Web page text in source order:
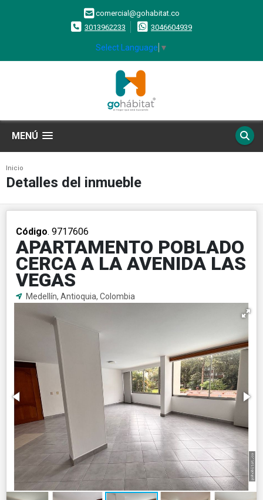
comercial@gohabitat.co
3013962233
3046604939
Select Language ▼
MENÚ
Inicio
Detalles del inmueble
Código. 9717606
APARTAMENTO POBLADO
CERCA A LA AVENIDA LAS
VEGAS
Medellín, Antioquia, Colombia